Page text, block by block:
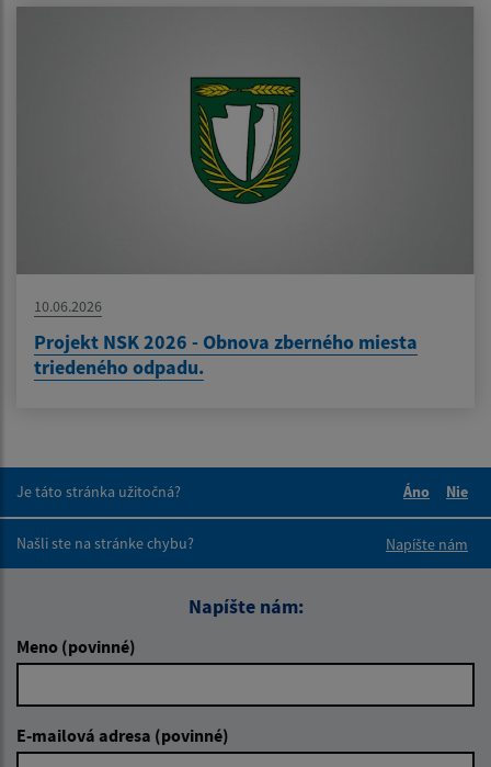
10.06.2026
Projekt NSK 2026 - Obnova zberného miesta
triedeného odpadu.
Je táto stránka užitočná?
Áno
Nie
Našli ste na stránke chybu?
Napíšte nám
Napíšte nám:
Meno (povinné)
E-mailová adresa (povinné)